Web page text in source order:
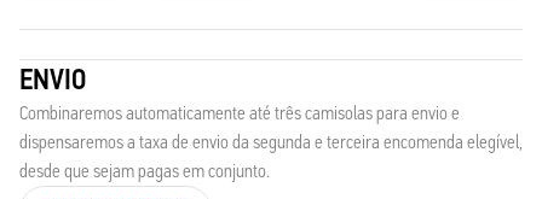
ENVIO
Combinaremos automaticamente até três camisolas para envio e
dispensaremos a taxa de envio da segunda e terceira encomenda elegível,
desde que sejam pagas em conjunto.